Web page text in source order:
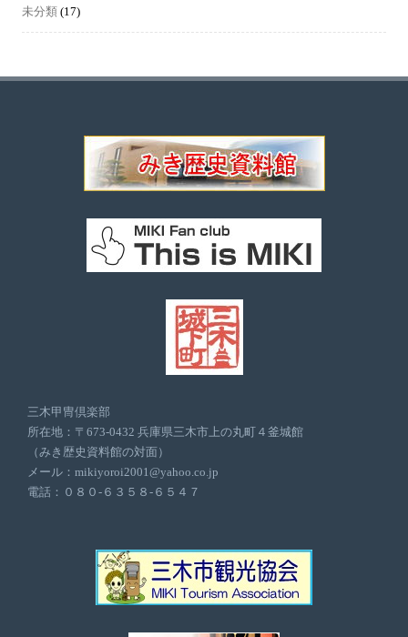
未分類 (17)
三木甲冑倶楽部
所在地：〒673-0432 兵庫県三木市上の丸町４釜城館
（みき歴史資料館の対面）
メール：mikiyoroi2001@yahoo.co.jp
電話：０８０-６３５８-６５４７